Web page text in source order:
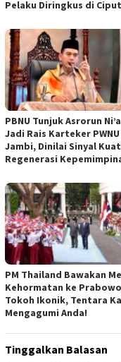
Pelaku Diringkus di
PBNU Tunjuk Asrorun
Jadi Rais Karteker PWNU
Jambi, Dinilai Sinyal Kuat
Regenerasi
PM Thailand Bawakan
Kehormatan ke
Tokoh Ikonik, Tentara
Mengagumi Anda!
Tinggalkan Balasan